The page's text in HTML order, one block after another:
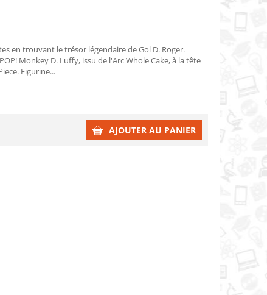
en trouvant le trésor légendaire de Gol D. Roger.
Monkey D. Luffy, issu de l'Arc Whole Cake, à la tête
Figurine...
AJOUTER AU PANIER